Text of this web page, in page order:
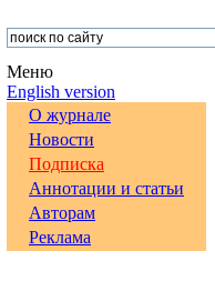
Меню
English version
О журнале
Новости
Подписка
Аннотации и статьи
Авторам
Реклама